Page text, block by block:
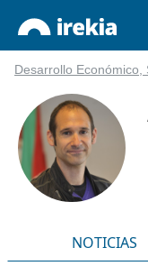
Desarrollo Económico,
NOTICIAS